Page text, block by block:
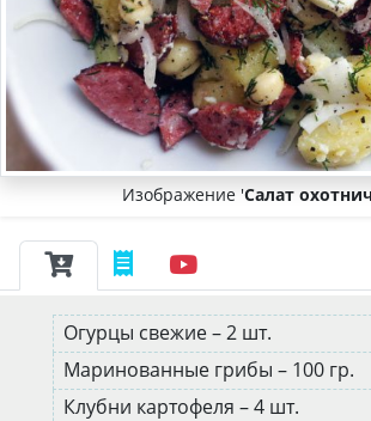
Изображение 'Салат
Огурцы свежие – 2 шт.
Маринованные грибы – 100 гр.
Клубни картофеля – 4 шт.